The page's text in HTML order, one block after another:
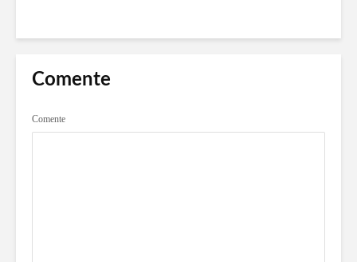
Comente
Comente